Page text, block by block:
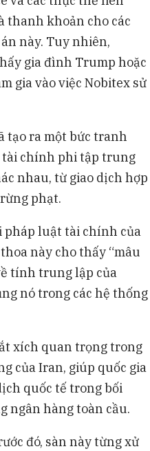
thanh khoản cho các
này. Tuy nhiên,
gia đình Trump hoặc
gia vào việc Nobitex sử
tạo ra một bức tranh
tài chính phi tập trung
nhau, từ giao dịch hợp
phạt.
pháp luật tài chính của
này cho thấy “mâu
tính trung lập của
nó trong các hệ thống
xích quan trọng trong
của Iran, giúp quốc gia
quốc tế trong bối
ngân hàng toàn cầu.
đó, sàn này từng xử